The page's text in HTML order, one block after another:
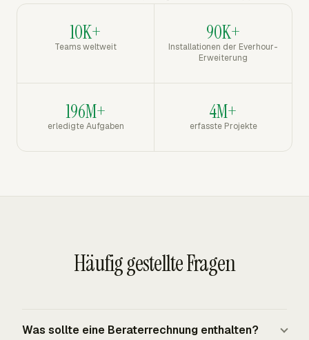
10K+
Teams weltweit
90K+
Installationen der Everhour-
Erweiterung
196M+
erledigte Aufgaben
4M+
erfasste Projekte
Häufig gestellte Fragen
Was sollte eine Beraterrechnung enthalten?